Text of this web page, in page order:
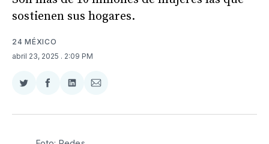
sostienen sus hogares.
24 MÉXICO
abril 23, 2025 . 2:09 PM
Compartir
Twitter
Compartir
Facebook
Compartir
LinkedIn
Compartir
Email